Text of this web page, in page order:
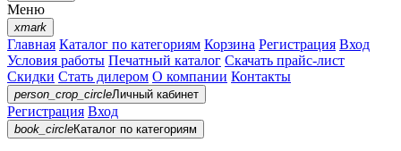
Меню
xmark
Главная Каталог по категориям Корзина Регистрация Вход
Условия работы Печатный каталог Скачать прайс-лист
Скидки Стать дилером О компании Контакты
person_crop_circleЛичный кабинет
Регистрация Вход
book_circleКаталог по категориям